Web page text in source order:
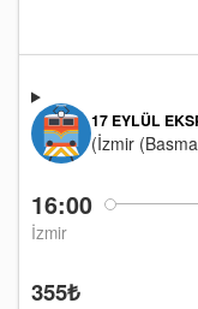
16:00
İzmir
17 EYLÜL
(İzmir
355₺